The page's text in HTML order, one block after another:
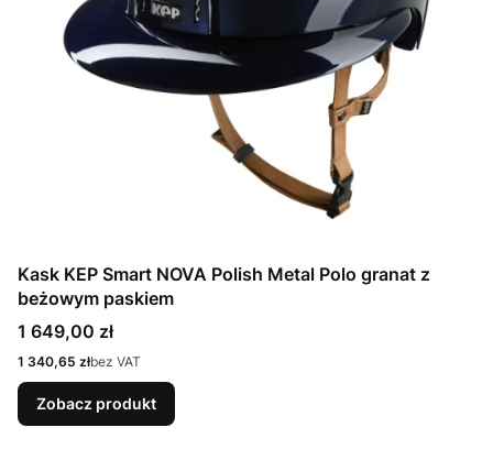
Kask KEP Smart NOVA Polish Metal Polo granat z
beżowym paskiem
Cena
1 649,00 zł
Cena
1 340,65 złbez VAT
Zobacz produkt